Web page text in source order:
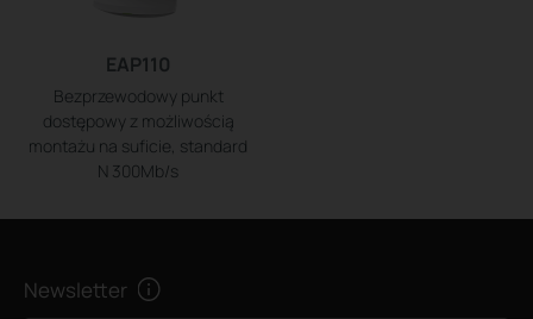
EAP110
Bezprzewodowy punkt
dostępowy z możliwością
montażu na suficie, standard
N 300Mb/s
Newsletter